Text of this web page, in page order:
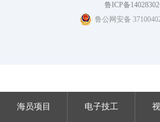
鲁ICP备
鲁公网安备
海员项目 电子技工